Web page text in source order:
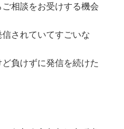
相談をお受けする機会
されていてすごいな
負けずに発信を続けた